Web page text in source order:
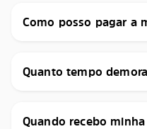
Como posso pagar a
Quanto tempo
Quando recebo